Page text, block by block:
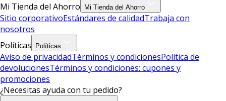
Mi Tienda del Ahorro
Mi Tienda del Ahorro
Sitio corporativoEstándares de calidadTrabaja con
nosotros
Políticas
Políticas
Aviso de privacidadTérminos y condicionesPolítica de
devolucionesTérminos y condiciones: cupones y
promociones
¿Necesitas ayuda con tu pedido?